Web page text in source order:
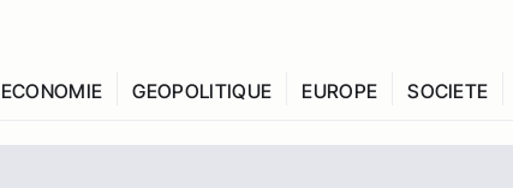
ECONOMIE GEOPOLITIQUE EUROPE SOCIETE